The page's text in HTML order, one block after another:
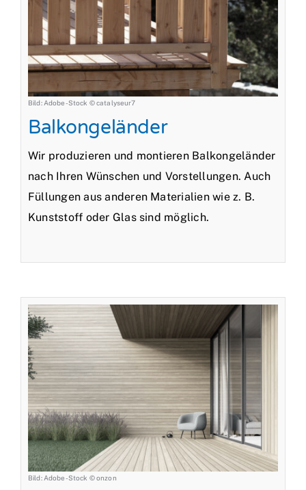
Bild: Adobe-Stock © catalyseur7
Balkongeländer
Wir produzieren und montieren Balkongeländer
nach Ihren Wünschen und Vorstellungen. Auch
Füllungen aus anderen Materialien wie z. B.
Kunststoff oder Glas sind möglich.
Bild: Adobe-Stock © onzon